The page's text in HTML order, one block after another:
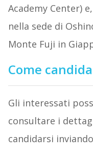
Academy Center)
nella sede di
Monte Fuji in
Come
Gli interessati
consultare i
candidarsi